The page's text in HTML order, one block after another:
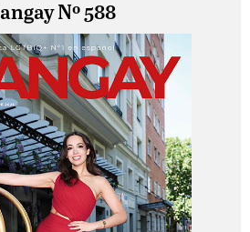
Nº 588